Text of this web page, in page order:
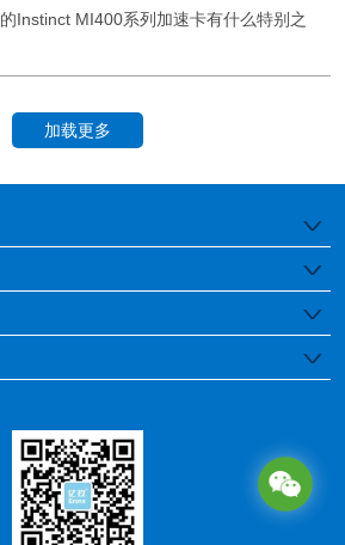
Instinct MI400系列加速卡有什么特别之
加载更多